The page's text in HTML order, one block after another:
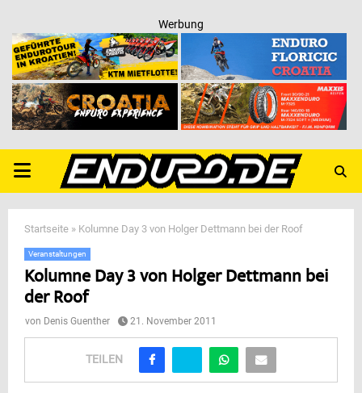
Werbung
PRIMARY
MENU
Startseite » Kolumne Day 3 von Holger Dettmann bei der Roof
Veranstaltungen
Kolumne Day 3 von Holger Dettmann bei
der Roof
von Denis Guenther 21. November 2011
TEILEN